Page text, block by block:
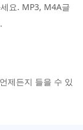
요. MP3, M4A글
제든지 들을 수 있